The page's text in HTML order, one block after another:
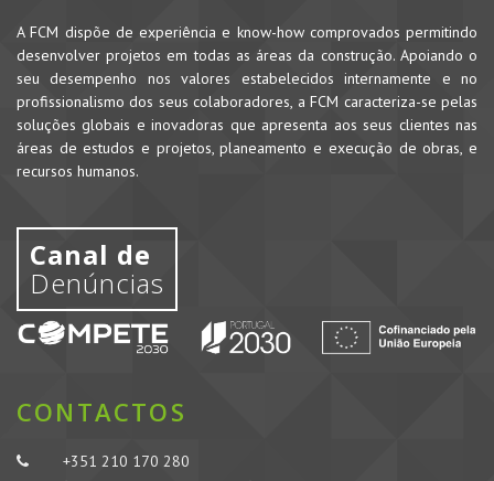
A FCM dispõe de experiência e know-how comprovados permitindo
desenvolver projetos em todas as áreas da construção. Apoiando o
seu desempenho nos valores estabelecidos internamente e no
profissionalismo dos seus colaboradores, a FCM caracteriza-se pelas
soluções globais e inovadoras que apresenta aos seus clientes nas
áreas de estudos e projetos, planeamento e execução de obras, e
recursos humanos.
Canal de
Denúncias
CONTACTOS
+351 210 170 280